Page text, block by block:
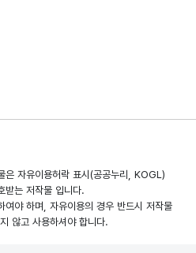
은 자유이용허락 표시(공공누리, KOGL)
받는 저작물 입니다.
여야 하며, 자유이용의 경우 반드시 저작물
않고 사용하셔야 합니다.